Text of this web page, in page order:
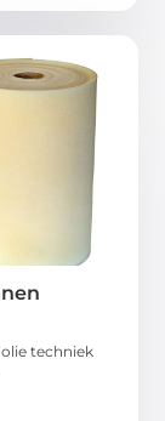
techniek